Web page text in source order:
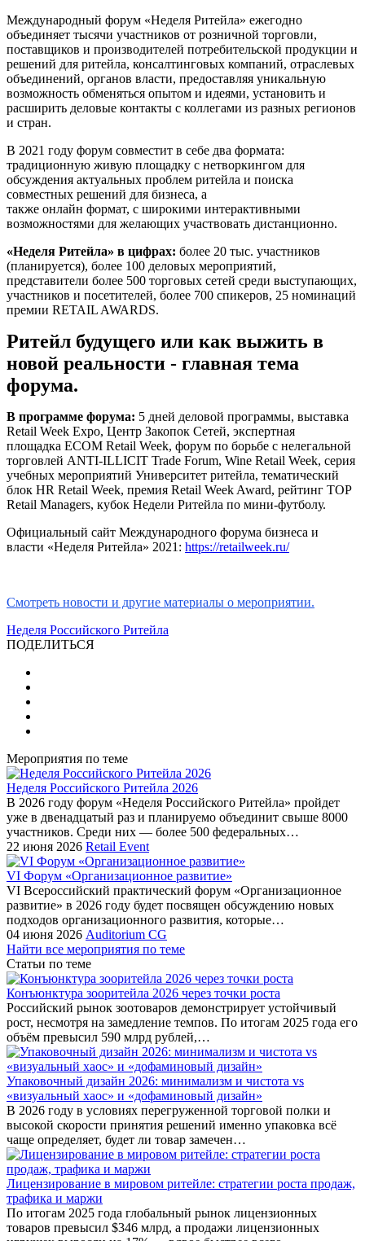
Международный форум «Неделя Ритейла» ежегодно
объединяет тысячи участников от розничной торговли,
поставщиков и производителей потребительской продукции и
решений для ритейла, консалтинговых компаний, отраслевых
объединений, органов власти, предоставляя уникальную
возможность обменяться опытом и идеями, установить и
расширить деловые контакты с коллегами из разных регионов
и стран.
В 2021 году форум совместит в себе два формата:
традиционную живую площадку с нетворкингом для
обсуждения актуальных проблем ритейла и поиска
совместных решений для бизнеса, а
также онлайн формат, с широкими интерактивными
возможностями для желающих участвовать дистанционно.
«Неделя Ритейла» в цифрах: более 20 тыс. участников
(планируется), более 100 деловых мероприятий,
представители более 500 торговых сетей среди выступающих,
участников и посетителей, более 700 спикеров, 25 номинаций
премии RETAIL AWARDS.
Ритейл будущего или как выжить в
новой реальности - главная тема
форума.
В программе форума: 5 дней деловой программы, выставка
Retail Week Expo, Центр Закопок Сетей, экспертная
площадка ECOM Retail Week, форум по борьбе с нелегальной
торговлей ANTI-ILLICIT Trade Forum, Wine Retail Week, серия
учебных мероприятий Университет ритейла, тематический
блок HR Retail Week, премия Retail Week Award, рейтинг TOP
Retail Managers, кубок Недели Ритейла по мини-футболу.
Официальный сайт Международного форума бизнеса и
власти «Неделя Ритейла» 2021: https://retailweek.ru/
Смотреть новости и другие материалы о мероприятии.
Неделя Российского Ритейла
ПОДЕЛИТЬСЯ
Мероприятия по теме
Неделя Российского Ритейла 2026
В 2026 году форум «Неделя Российского Ритейла» пройдет
уже в двенадцатый раз и планируемо объединит свыше 8000
участников. Среди них — более 500 федеральных…
22 июня 2026 Retail Event
VI Форум «Организационное развитие»
VI Всероссийский практический форум «Организационное
развитие» в 2026 году будет посвящен обсуждению новых
подходов организационного развития, которые…
04 июня 2026 Auditorium CG
Найти все мероприятия по теме
Статьи по теме
Конъюнктура зооритейла 2026 через точки роста
Российский рынок зоотоваров демонстрирует устойчивый
рост, несмотря на замедление темпов. По итогам 2025 года его
объём превысил 590 млрд рублей,…
Упаковочный дизайн 2026: минимализм и чистота vs
«визуальный хаос» и «дофаминовый дизайн»
В 2026 году в условиях перегруженной торговой полки и
высокой скорости принятия решений именно упаковка всё
чаще определяет, будет ли товар замечен…
Лицензирование в мировом ритейле: стратегии роста продаж,
трафика и маржи
По итогам 2025 года глобальный рынок лицензионных
товаров превысил $346 млрд, а продажи лицензионных